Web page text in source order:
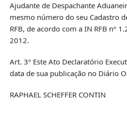
Ajudante de Despachante
mesmo número do seu Cadastro
RFB, de acordo com a IN RFB nº
2012.
Art. 3º Este Ato Declaratório
data de sua publicação no Diário
RAPHAEL SCHEFFER CONTIN